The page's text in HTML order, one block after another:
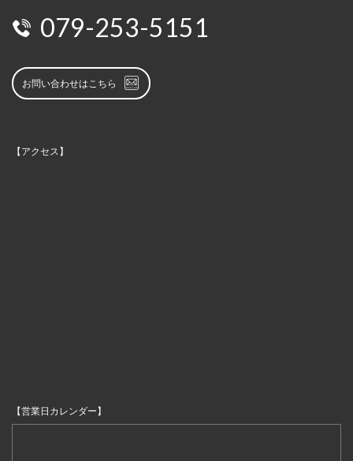
079-253-5151
お問い合わせはこちら
【アクセス】
【営業日カレンダー】